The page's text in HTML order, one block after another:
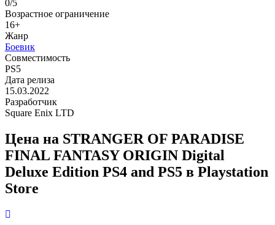
0/5
Возрастное ограничение
16+
Жанр
Боевик
Совместимость
PS5
Дата релиза
15.03.2022
Разработчик
Square Enix LTD
Цена на STRANGER OF PARADISE
FINAL FANTASY ORIGIN Digital
Deluxe Edition PS4 and PS5 в Playstation
Store